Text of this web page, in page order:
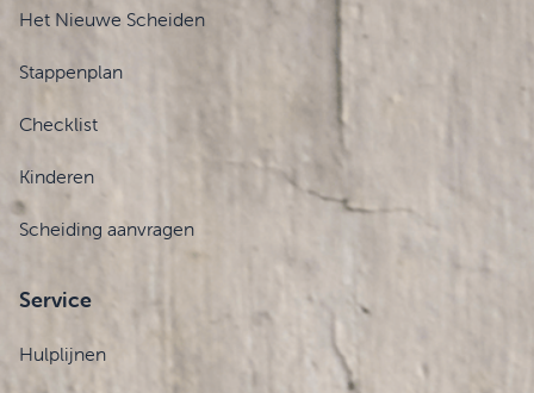
Het Nieuwe Scheiden
Stappenplan
Checklist
Kinderen
Scheiding aanvragen
Service
Hulplijnen